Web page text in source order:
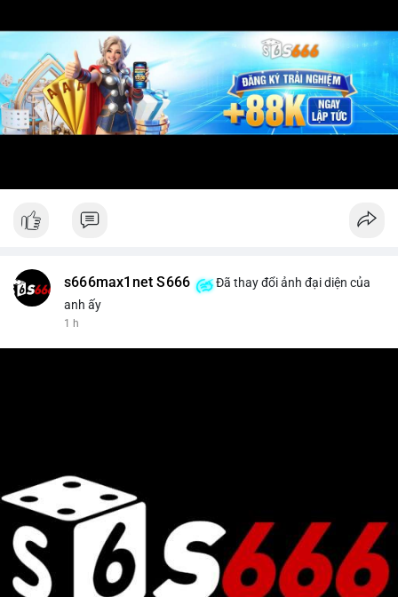
s666max1net S666
Đã thay đổi ảnh đại diện của
anh ấy
1 h